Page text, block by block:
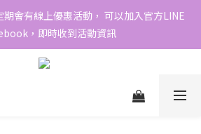
期會有線上優惠活動， 可以加入官方LINE
，即時收到活動資訊